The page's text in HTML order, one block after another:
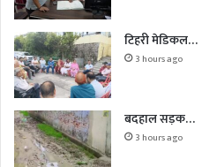
टिहरी मेडिकल…
3 hours ago
बदहाल सड़क…
3 hours ago